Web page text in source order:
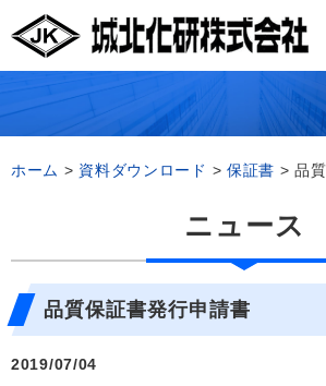
ホーム > 資料ダウンロード > 保証書 >品
ニュース
品質保証書発行申請書
2019/07/04